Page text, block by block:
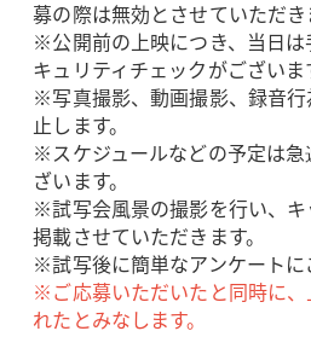
募の際は無効とさせていただき
※公開前の上映につき、当日
キュリティチェックがございま
※写真撮影、動画撮影、録音
止します。
※スケジュールなどの予定は
ざいます。
※試写会風景の撮影を行い、
掲載させていただきます。
※試写後に簡単なアンケートに
※ご応募いただいたと同時に
れたとみなします。